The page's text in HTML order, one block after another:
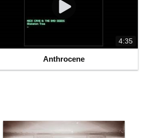
4:35
Anthrocene